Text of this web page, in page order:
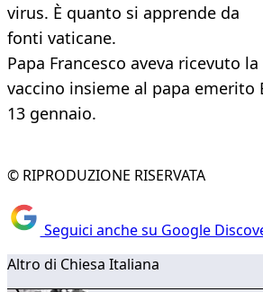
virus. È quanto si apprende da
fonti vaticane.
Papa Francesco aveva ricevuto
vaccino insieme al papa emerito
13 gennaio.
© RIPRODUZIONE RISERVATA
Seguici anche su Google
Altro di Chiesa Italiana